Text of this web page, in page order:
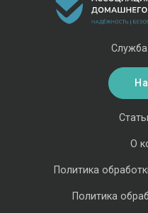
О
Политика
Политика